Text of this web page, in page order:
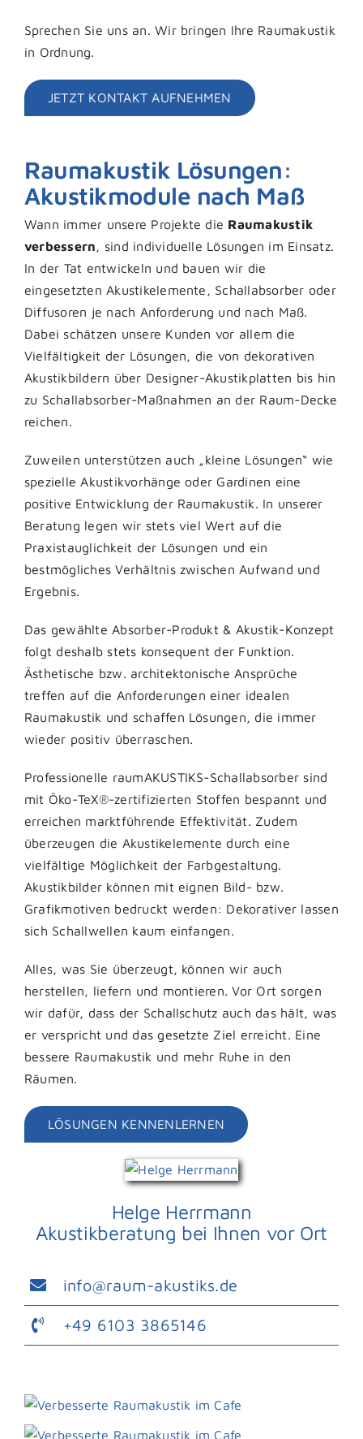
Sprechen Sie uns an. Wir bringen Ihre Raumakustik
in Ordnung.
JETZT KONTAKT AUFNEHMEN
Raumakustik Lösungen:
Akustikmodule nach Maß
Wann immer unsere Projekte die Raumakustik
verbessern, sind individuelle Lösungen im Einsatz.
In der Tat entwickeln und bauen wir die
eingesetzten Akustikelemente, Schallabsorber oder
Diffusoren je nach Anforderung und nach Maß.
Dabei schätzen unsere Kunden vor allem die
Vielfältigkeit der Lösungen, die von dekorativen
Akustikbildern über Designer-Akustikplatten bis hin
zu Schallabsorber-Maßnahmen an der Raum-Decke
reichen.
Zuweilen unterstützen auch „kleine Lösungen“ wie
spezielle Akustikvorhänge oder Gardinen eine
positive Entwicklung der Raumakustik. In unserer
Beratung legen wir stets viel Wert auf die
Praxistauglichkeit der Lösungen und ein
bestmögliches Verhältnis zwischen Aufwand und
Ergebnis.
Das gewählte Absorber-Produkt & Akustik-Konzept
folgt deshalb stets konsequent der Funktion.
Ästhetische bzw. architektonische Ansprüche
treffen auf die Anforderungen einer idealen
Raumakustik und schaffen Lösungen, die immer
wieder positiv überraschen.
Professionelle raumAKUSTIKS-Schallabsorber sind
mit Öko-TeX®-zertifizierten Stoffen bespannt und
erreichen marktführende Effektivität. Zudem
überzeugen die Akustikelemente durch eine
vielfältige Möglichkeit der Farbgestaltung.
Akustikbilder können mit eignen Bild- bzw.
Grafikmotiven bedruckt werden: Dekorativer lassen
sich Schallwellen kaum einfangen.
Alles, was Sie überzeugt, können wir auch
herstellen, liefern und montieren. Vor Ort sorgen
wir dafür, dass der Schallschutz auch das hält, was
er verspricht und das gesetzte Ziel erreicht. Eine
bessere Raumakustik und mehr Ruhe in den
Räumen.
LÖSUNGEN KENNENLERNEN
Helge Herrmann
Akustikberatung bei Ihnen vor Ort
info@raum-akustiks.de
+49 6103 3865146